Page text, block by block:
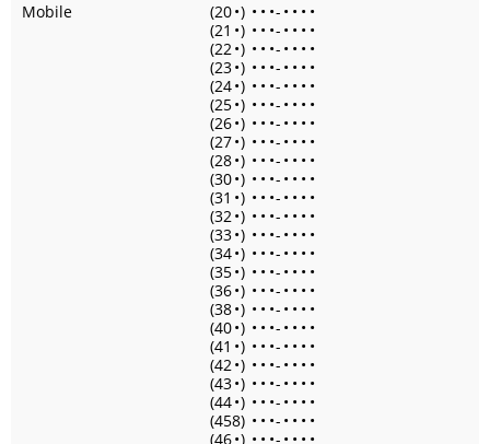
Mobile
(20•) • • •- • • • •
(21 •) • • •- • • • •
(22•) • • •- • • • •
(23•) • • •- • • • •
(24•) • • •- • • • •
(25•) • • •- • • • •
(26•) • • •- • • • •
(27•) • • •- • • • •
(28•) • • •- • • • •
(30•) • • •- • • • •
(31 •) • • •- • • • •
(32•) • • •- • • • •
(33•) • • •- • • • •
(34•) • • •- • • • •
(35•) • • •- • • • •
(36•) • • •- • • • •
(38•) • • •- • • • •
(40•) • • •- • • • •
(41 •) • • •- • • • •
(42•) • • •- • • • •
(43•) • • •- • • • •
(44•) • • •- • • • •
(458) • • •- • • • •
(46•) • • •- • • • •